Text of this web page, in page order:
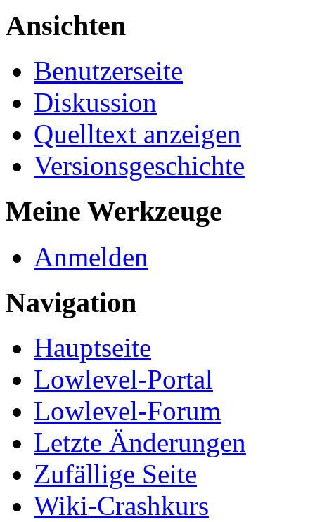
Ansichten
Benutzerseite
Diskussion
Quelltext anzeigen
Versionsgeschichte
Meine Werkzeuge
Anmelden
Navigation
Hauptseite
Lowlevel-Portal
Lowlevel-Forum
Letzte Änderungen
Zufällige Seite
Wiki-Crashkurs